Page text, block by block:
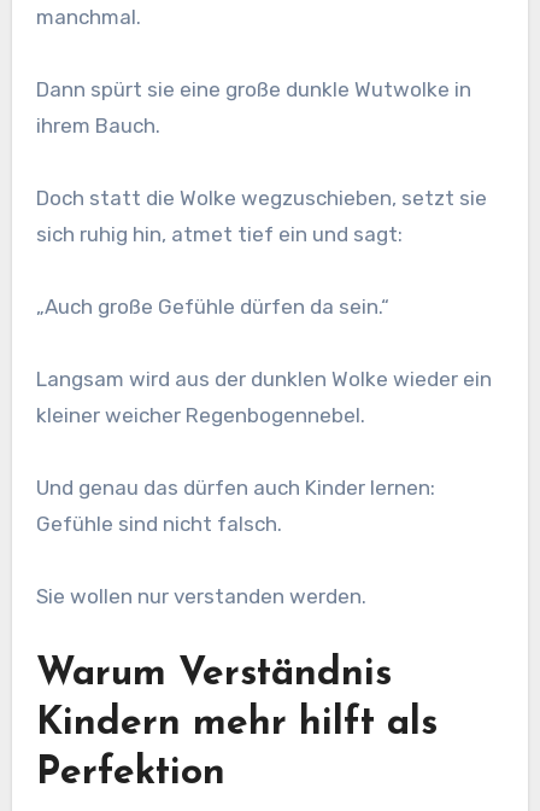
manchmal.
Dann spürt sie eine große dunkle Wutwolke in
ihrem Bauch.
Doch statt die Wolke wegzuschieben, setzt sie
sich ruhig hin, atmet tief ein und sagt:
„Auch große Gefühle dürfen da sein.“
Langsam wird aus der dunklen Wolke wieder ein
kleiner weicher Regenbogennebel.
Und genau das dürfen auch Kinder lernen:
Gefühle sind nicht falsch.
Sie wollen nur verstanden werden.
Warum Verständnis
Kindern mehr hilft als
Perfektion